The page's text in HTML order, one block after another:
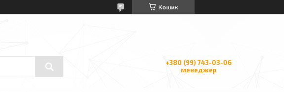
Кошик
+380 (99) 743-03-06
менеджер